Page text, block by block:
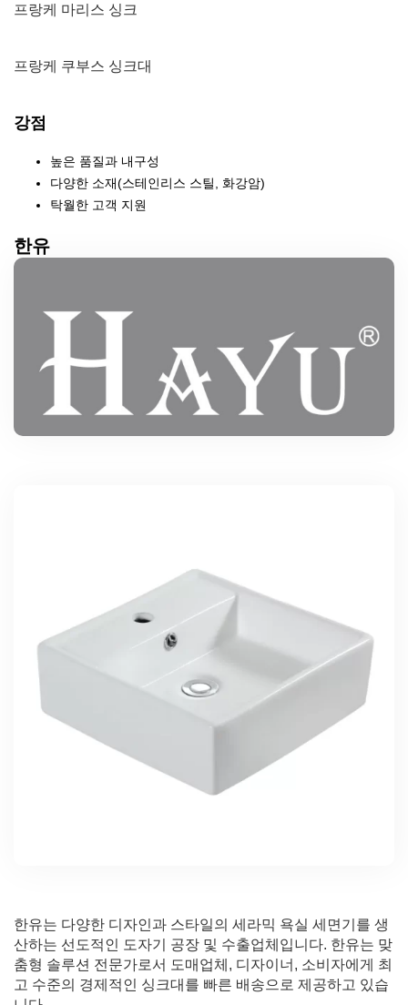
프랑케 마리스 싱크
프랑케 쿠부스 싱크대
강점
높은 품질과 내구성
다양한 소재(스테인리스 스틸, 화강암)
탁월한 고객 지원
한유
한유는 다양한 디자인과 스타일의 세라믹 욕실 세면기를 생
산하는 선도적인 도자기 공장 및 수출업체입니다. 한유는 맞
춤형 솔루션 전문가로서 도매업체, 디자이너, 소비자에게 최
고 수준의 경제적인 싱크대를 빠른 배송으로 제공하고 있습